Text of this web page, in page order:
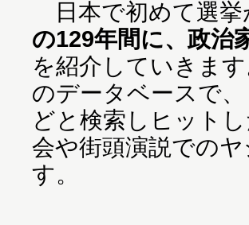
日本で初めて選挙
の129年間に、政治
を紹介していきま
のデータベースで
どと検索しヒット
会や街頭演説での
す。